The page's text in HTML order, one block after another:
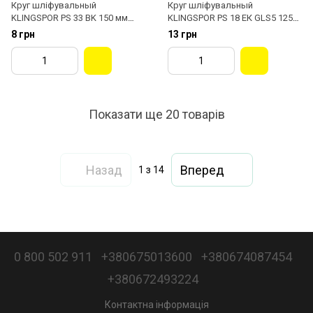
Круг шліфувальный
KLINGSPOR PS 33 BK 150 мм
146907
8 грн
Круг шліфувальный
KLINGSPOR PS 18 ЕК GLS5 125
мм 270392
13 грн
Показати ще 20 товарів
Назад 1 з 14 Вперед
0 800 502 911 +380675013600
+380674087454
+380672493224
Контактна інформація